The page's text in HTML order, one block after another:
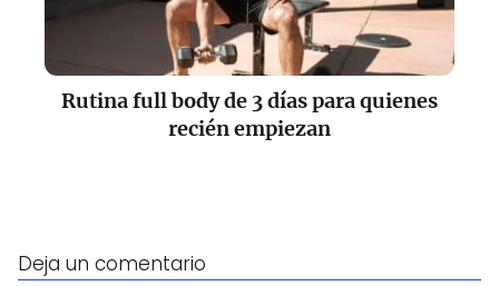
Rutina full body de 3 días para quienes
recién empiezan
Deja un comentario